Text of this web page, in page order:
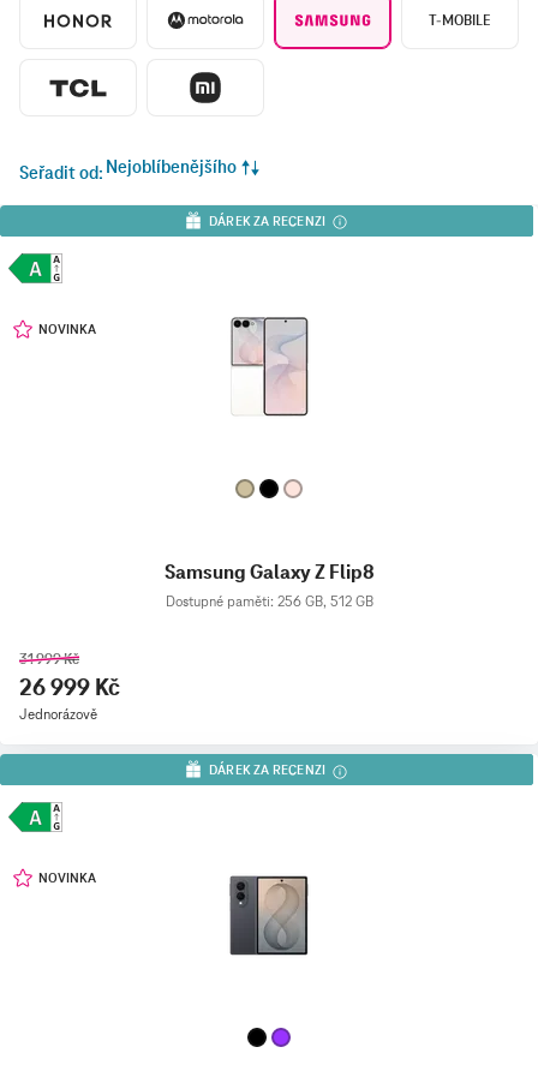
T-MOBILE
Seřadit od Nejoblíbenějšího
DÁREK ZA RECENZI
NOVINKA
Samsung Galaxy Z Flip8
Dostupné paměti: 256 GB, 512 GB
31 999 Kč
26 999 Kč
Jednorázově
DÁREK ZA RECENZI
NOVINKA